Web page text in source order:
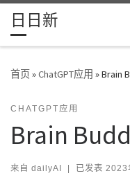
Skip to content
日日新
首页»ChatGPT应用 »Brain
CHATGPT应用
Brain
来自 dailyAI | 已发表 2023